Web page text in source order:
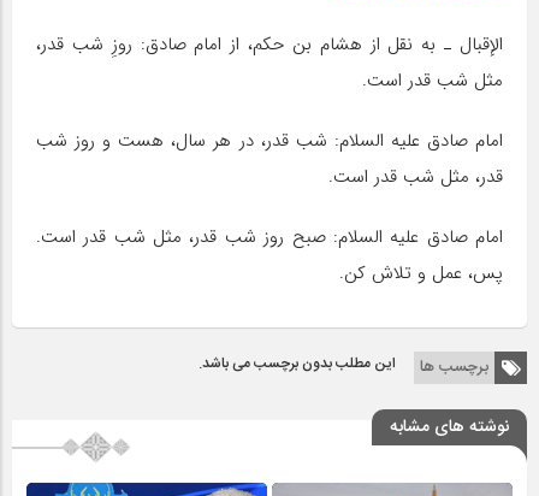
الإقبال ـ به نقل از هشام بن حکم، از امام صادق: روزِ شب قدر،
مثل شب قدر است.
امام صادق علیه السلام: شب قدر، در هر سال، هست و روز شب
قدر، مثل شب قدر است.
امام صادق علیه السلام: صبح روز شب قدر، مثل شب قدر است.
پس، عمل و تلاش کن.
برچسب ها این مطلب بدون برچسب می باشد.
نوشته های مشابه